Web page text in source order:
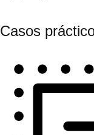
Casos